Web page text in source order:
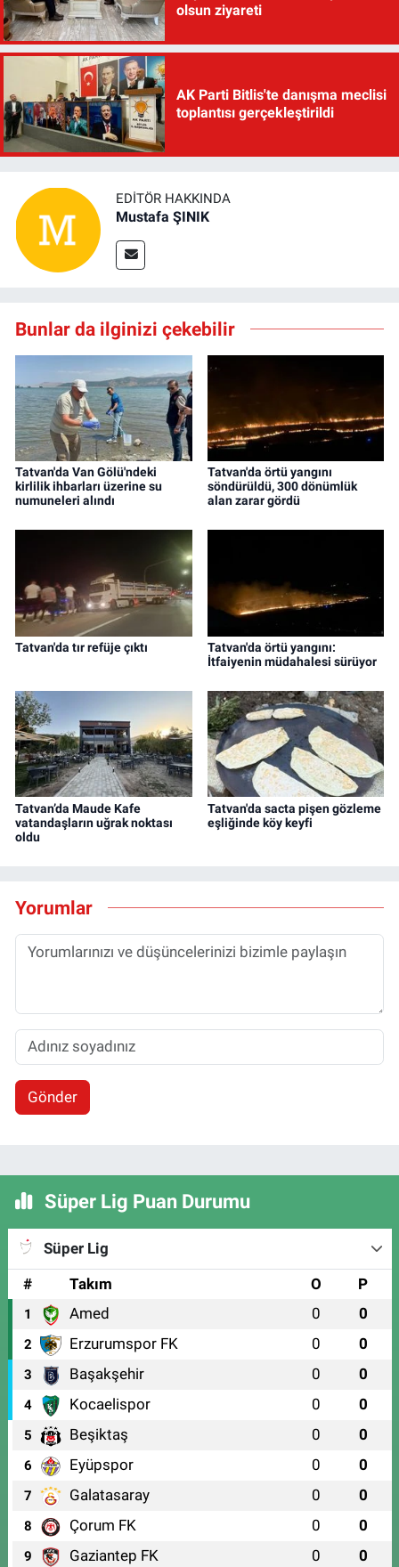
olsun ziyareti
AK Parti Bitlis'te danışma meclisi
toplantısı gerçekleştirildi
EDITÖR HAKKINDA
Mustafa ŞINIK
Bunlar da ilginizi çekebilir
Tatvan'da Van Gölü'ndeki
kirlilik ihbarları üzerine su
numuneleri alındı
Tatvan'da örtü yangını
söndürüldü, 300 dönümlük
alan zarar gördü
Tatvan'da tır refüje çıktı
Tatvan'da örtü yangını:
İtfaiyenin müdahalesi sürüyor
Tatvan’da Maude Kafe
vatandaşların uğrak noktası
oldu
Tatvan'da sacta pişen gözleme
eşliğinde köy keyfi
Yorumlar
Gönder
Süper Lig Puan Durumu
Süper Lig
#
Takım O P
1 Amed 0 0
2 Erzurumspor FK 0 0
3 Başakşehir 0 0
4 Kocaelispor 0 0
5 Beşiktaş 0 0
6 Eyüpspor 0 0
7 Galatasaray 0 0
8 Çorum FK 0 0
9 Gaziantep FK 0 0